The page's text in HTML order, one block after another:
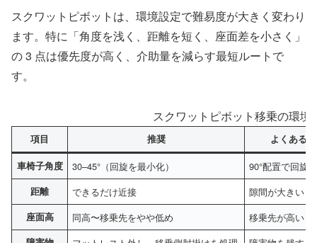
スクワットピボットは、環境設定で難易度が大きく変わり
ます。特に「角度を浅く、距離を短く、座面差を小さく」
の 3 点は優先度が高く、介助量を減らす最短ルートで
す。
スクワットピボット移乗の環境
項目 推奨 よくある
車椅子角度 30–45°（回旋を最小化） 90°配置で回旋
距離 できるだけ近接 隙間が大きいま
座面高 同高〜移乗先をやや低め 移乗先が高い